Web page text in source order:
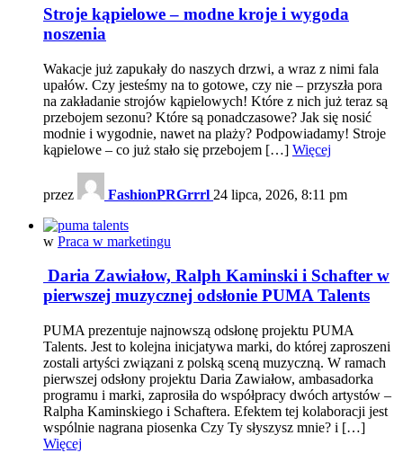
Stroje kąpielowe – modne kroje i wygoda
noszenia
Wakacje już zapukały do naszych drzwi, a wraz z nimi fala
upałów. Czy jesteśmy na to gotowe, czy nie – przyszła pora
na zakładanie strojów kąpielowych! Które z nich już teraz są
przebojem sezonu? Które są ponadczasowe? Jak się nosić
modnie i wygodnie, nawet na plaży? Podpowiadamy! Stroje
kąpielowe – co już stało się przebojem […] Więcej
przez FashionPRGrrrl 24 lipca, 2026, 8:11 pm
w Praca w marketingu
Daria Zawiałow, Ralph Kaminski i Schafter w
pierwszej muzycznej odsłonie PUMA Talents
PUMA prezentuje najnowszą odsłonę projektu PUMA
Talents. Jest to kolejna inicjatywa marki, do której zaproszeni
zostali artyści związani z polską sceną muzyczną. W ramach
pierwszej odsłony projektu Daria Zawiałow, ambasadorka
programu i marki, zaprosiła do współpracy dwóch artystów –
Ralpha Kaminskiego i Schaftera. Efektem tej kolaboracji jest
wspólnie nagrana piosenka Czy Ty słyszysz mnie? i […]
Więcej